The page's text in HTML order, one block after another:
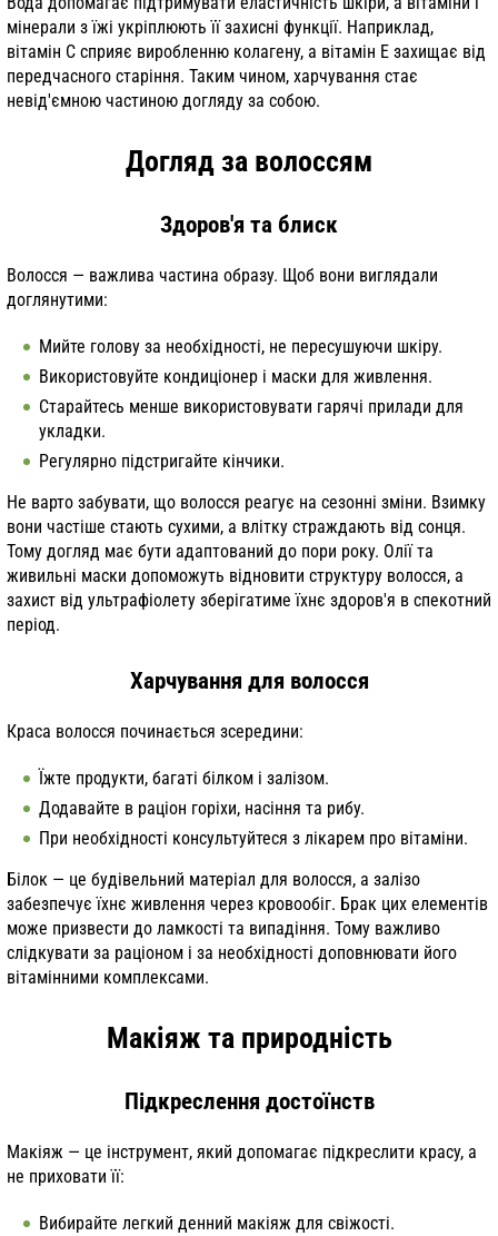
мінерали з їжі укріплюють її захисні функції. Наприклад,
вітамін С сприяє виробленню колагену, а вітамін Е захищає від
передчасного старіння. Таким чином, харчування стає
невід'ємною частиною догляду за собою.
Догляд за волоссям
Здоров'я та блиск
Волосся — важлива частина образу. Щоб вони виглядали
доглянутими:
Мийте голову за необхідності, не пересушуючи шкіру.
Використовуйте кондиціонер і маски для живлення.
Старайтесь менше використовувати гарячі прилади для
укладки.
Регулярно підстригайте кінчики.
Не варто забувати, що волосся реагує на сезонні зміни. Взимку
вони частіше стають сухими, а влітку страждають від сонця.
Тому догляд має бути адаптований до пори року. Олії та
живильні маски допоможуть відновити структуру волосся, а
захист від ультрафіолету зберігатиме їхнє здоров'я в спекотний
період.
Харчування для волосся
Краса волосся починається зсередини:
Їжте продукти, багаті білком і залізом.
Додавайте в раціон горіхи, насіння та рибу.
При необхідності консультуйтеся з лікарем про вітаміни.
Білок — це будівельний матеріал для волосся, а залізо
забезпечує їхнє живлення через кровообіг. Брак цих елементів
може призвести до ламкості та випадіння. Тому важливо
слідкувати за раціоном і за необхідності доповнювати його
вітамінними комплексами.
Макіяж та природність
Підкреслення достоїнств
Макіяж — це інструмент, який допомагає підкреслити красу, а
не приховати її:
Вибирайте легкий денний макіяж для свіжості.